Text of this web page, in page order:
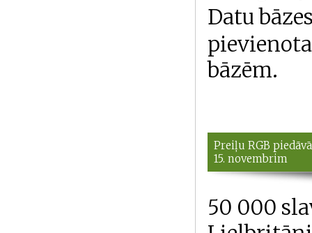
Datu
bāzēm.
Preiļu RGB
15. novembrim
50 000